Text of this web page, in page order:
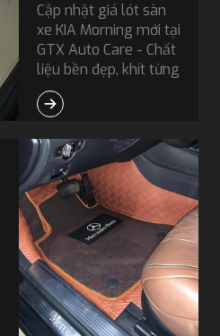
Cập nhật giá lót sàn
xe KIA Morning mới tại
GTX Auto Care - Chất
liệu bền đẹp, khít từng
chi tiết. Xem bảng giá
& đặt lịch ngay!